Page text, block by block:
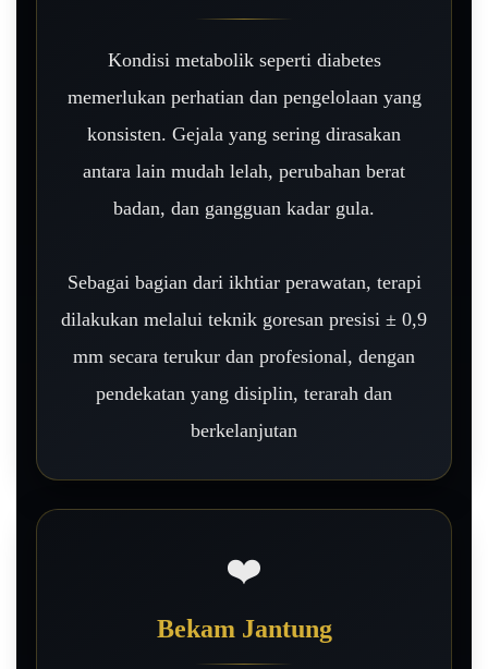
Kondisi metabolik seperti diabetes
memerlukan perhatian dan pengelolaan yang
konsisten. Gejala yang sering dirasakan
antara lain mudah lelah, perubahan berat
badan, dan gangguan kadar gula.
Sebagai bagian dari ikhtiar perawatan, terapi
dilakukan melalui teknik goresan presisi ± 0,9
mm secara terukur dan profesional, dengan
pendekatan yang disiplin, terarah dan
berkelanjutan
❤️
Bekam Jantung